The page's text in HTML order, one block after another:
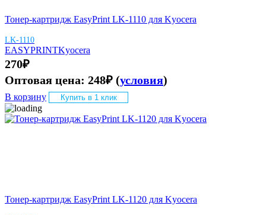
Тонер-картридж EasyPrint LK-1110 для Kyocera
LK-1110
EASYPRINTKyocera
270₽
Оптовая цена: 248₽ (условия)
В корзину Купить в 1 клик
Тонер-картридж EasyPrint LK-1120 для Kyocera